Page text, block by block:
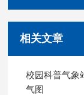
相关文章
校园科普气象
气图